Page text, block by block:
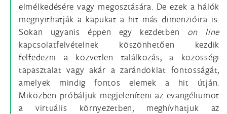
elmélkedésére vagy megosztására. De ezek a hálók
megnyithatják a kapukat a hit más dimenzióira is.
Sokan ugyanis éppen egy kezdetben on line
kapcsolatfelvételnek köszönhetően kezdik
felfedezni a közvetlen találkozás, a közösségi
tapasztalat vagy akár a zarándoklat fontosságát,
amelyek mindig fontos elemek a hit útján.
Miközben próbáljuk megjeleníteni az evangéliumot
a virtuális környezetben, meghívhatjuk az